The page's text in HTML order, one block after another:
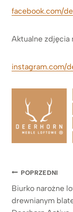
facebook.com/
Aktualne zdjęcia
instagram.com/
Nawigacja
wpisu
POPRZEDNI
Biurko narożne
drewnianym